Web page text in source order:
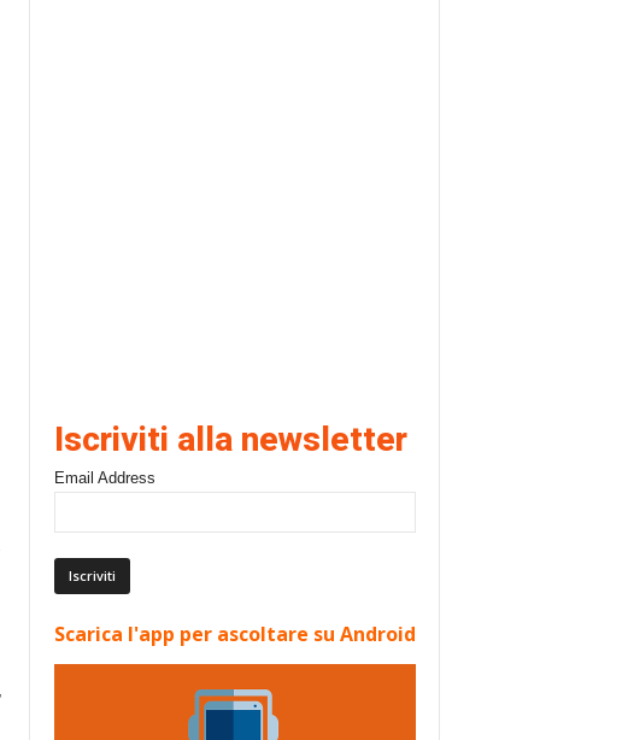
Iscriviti alla newsletter
Email Address
Scarica l'app per ascoltare su Android